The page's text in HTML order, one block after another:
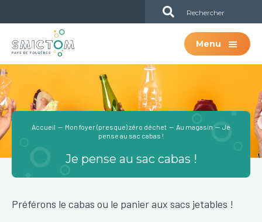
au
contenu
principal
à
barre
latérale
principale
Sub
Header
Menu
Je pense au sac cabas !
Accueil — Mon foyer (presque) zéro déchet — Au magasin — Je
pense au sac cabas !
Préférons le cabas ou le panier aux sacs jetables !